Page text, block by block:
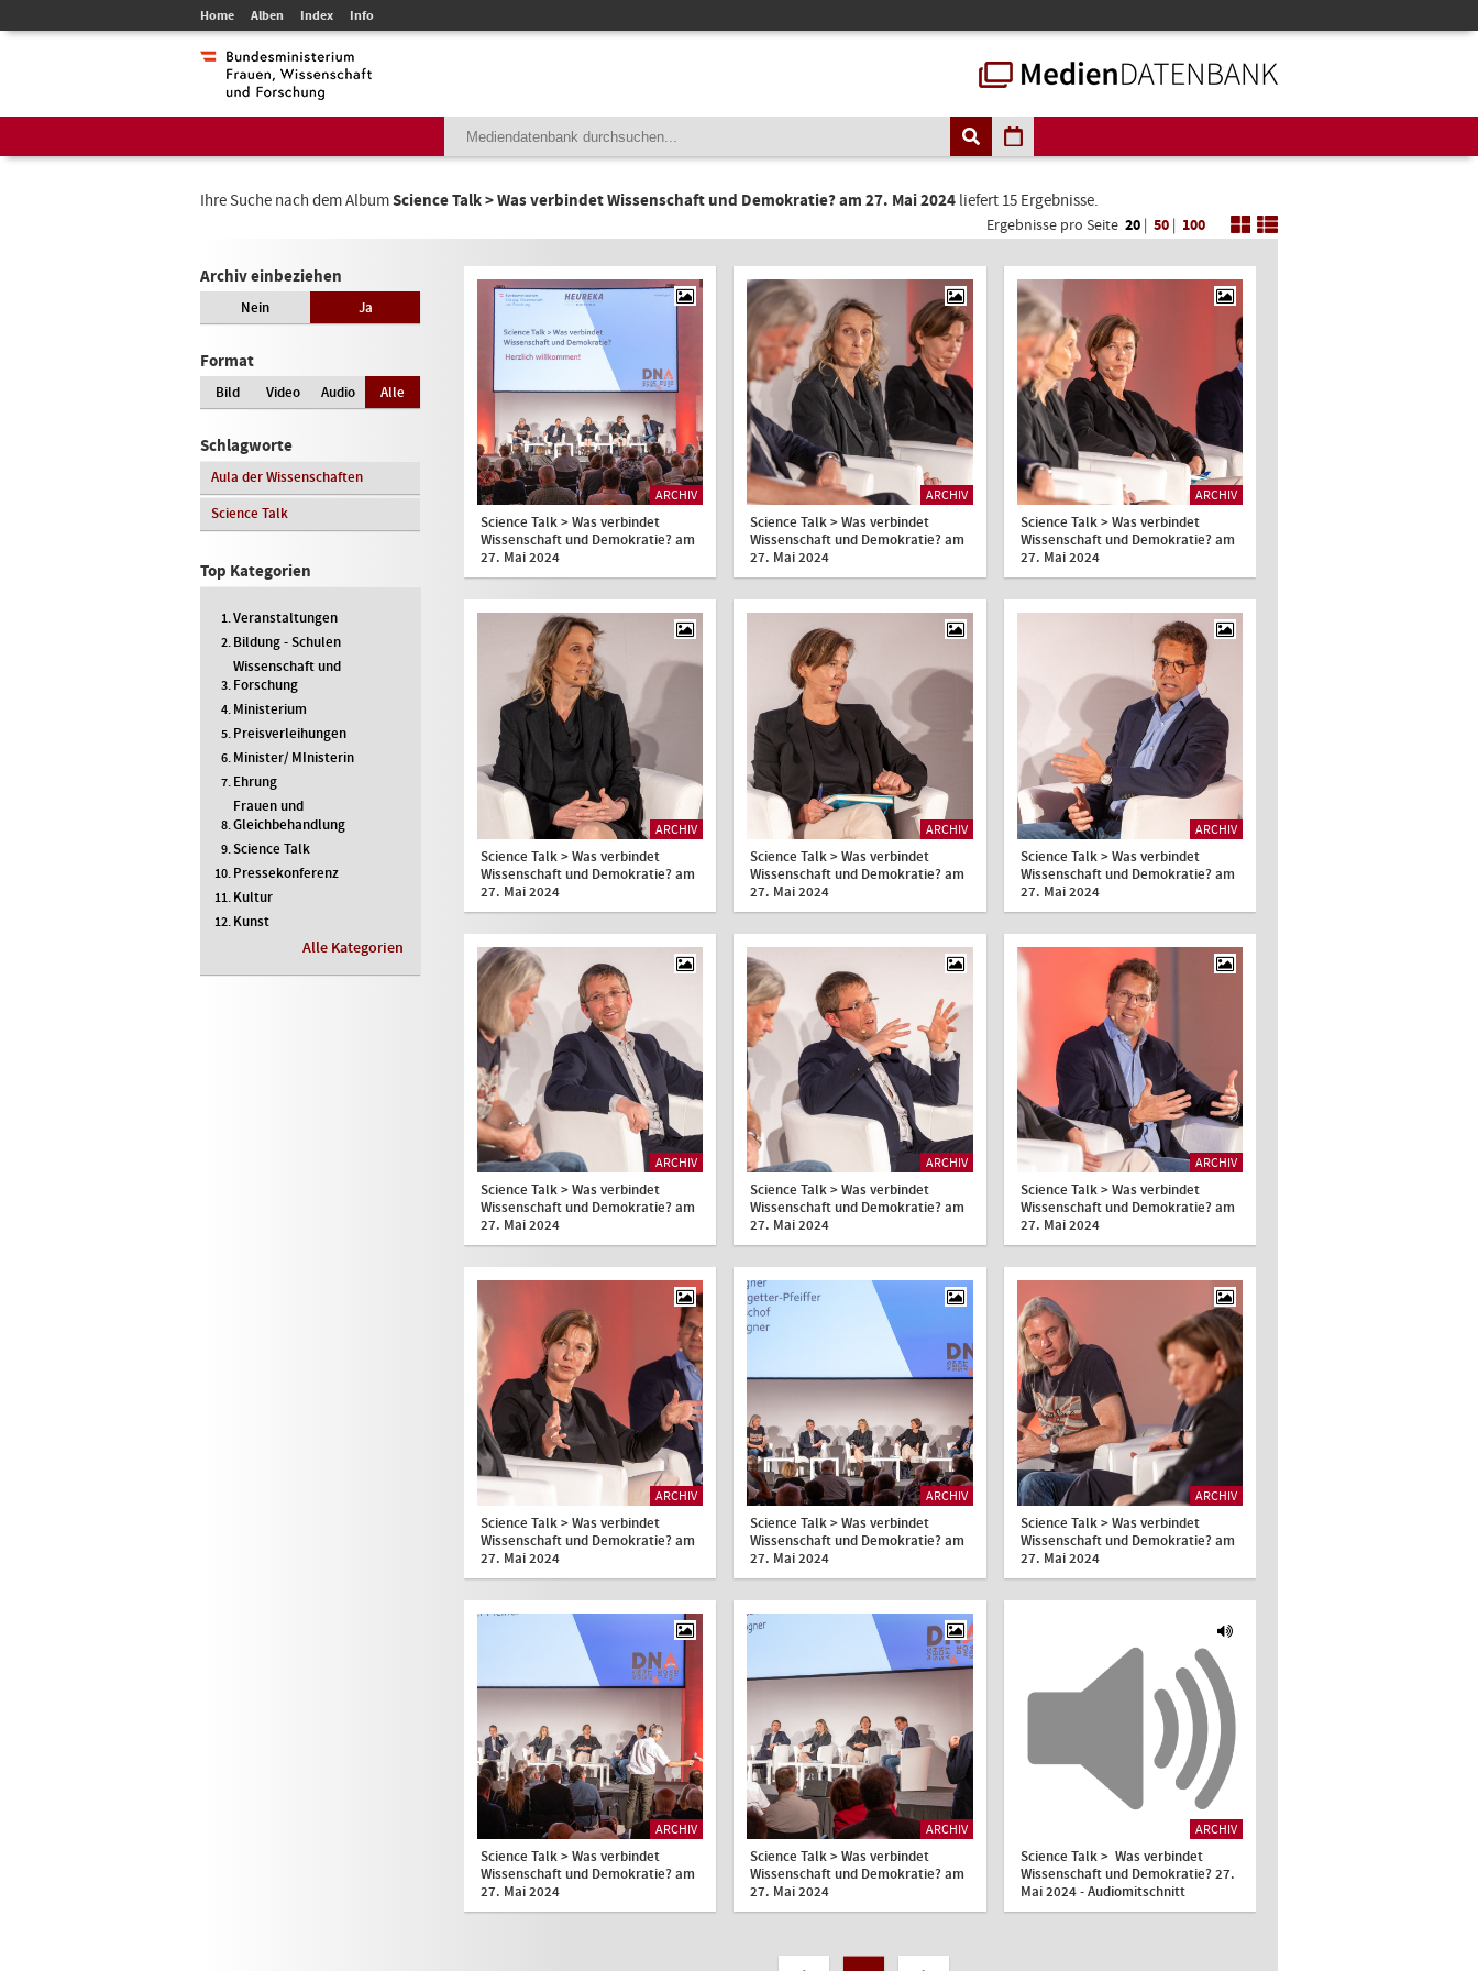
Home Alben Index Info
Ihre Suche nach dem AlbumScience Talk > Was verbindet Wissenschaft und Demokratie? am 27. Mai 2024 liefert 15 Ergebnisse.
Ergebnisse pro Seite 20 | 50 | 100
Archiv einbeziehen
Nein Ja
Format
Bild Video Audio Alle
Schlagworte
Aula der Wissenschaften
Science Talk
Top Kategorien
Veranstaltungen
Bildung - Schulen
Wissenschaft und
Forschung
Ministerium
Preisverleihungen
Minister/ MInisterin
Ehrung
Frauen und
Gleichbehandlung
Science Talk
Pressekonferenz
Kultur
Kunst
Alle Kategorien
ARCHIV
Science Talk > Was verbindet
Wissenschaft und Demokratie? am
27. Mai 2024
ARCHIV
Science Talk > Was verbindet
Wissenschaft und Demokratie? am
27. Mai 2024
ARCHIV
Science Talk > Was verbindet
Wissenschaft und Demokratie? am
27. Mai 2024
ARCHIV
Science Talk > Was verbindet
Wissenschaft und Demokratie? am
27. Mai 2024
ARCHIV
Science Talk > Was verbindet
Wissenschaft und Demokratie? am
27. Mai 2024
ARCHIV
Science Talk > Was verbindet
Wissenschaft und Demokratie? am
27. Mai 2024
ARCHIV
Science Talk > Was verbindet
Wissenschaft und Demokratie? am
27. Mai 2024
ARCHIV
Science Talk > Was verbindet
Wissenschaft und Demokratie? am
27. Mai 2024
ARCHIV
Science Talk > Was verbindet
Wissenschaft und Demokratie? am
27. Mai 2024
ARCHIV
Science Talk > Was verbindet
Wissenschaft und Demokratie? am
27. Mai 2024
ARCHIV
Science Talk > Was verbindet
Wissenschaft und Demokratie? am
27. Mai 2024
ARCHIV
Science Talk > Was verbindet
Wissenschaft und Demokratie? am
27. Mai 2024
ARCHIV
Science Talk > Was verbindet
Wissenschaft und Demokratie? am
27. Mai 2024
ARCHIV
Science Talk > Was verbindet
Wissenschaft und Demokratie? am
27. Mai 2024
ARCHIV
Science Talk > Was verbindet
Wissenschaft und Demokratie? 27.
Mai 2024 - Audiomitschnitt